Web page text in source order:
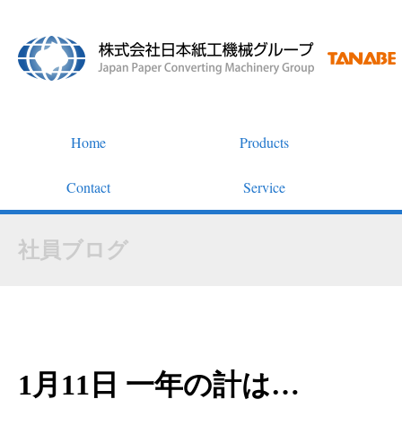
Home Products
Contact Service
社員ブログ
1月11日 一年の計は…